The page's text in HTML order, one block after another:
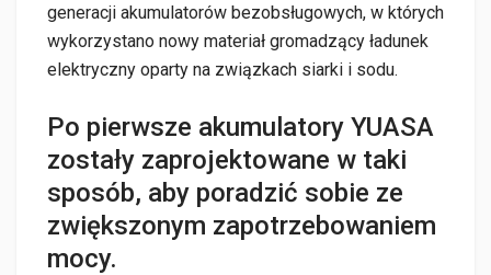
generacji akumulatorów bezobsługowych, w których
wykorzystano nowy materiał gromadzący ładunek
elektryczny oparty na związkach siarki i sodu.
Po pierwsze akumulatory YUASA
zostały zaprojektowane w taki
sposób, aby poradzić sobie ze
zwiększonym zapotrzebowaniem
mocy.